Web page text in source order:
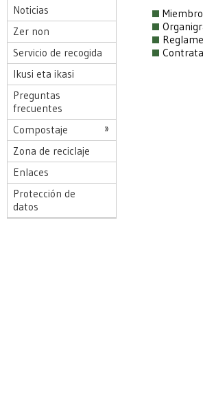
Noticias
Zer non
Servicio de recogida
Ikusi eta ikasi
Preguntas
frecuentes
Compostaje
Zona de reciclaje
Enlaces
Protección de
datos